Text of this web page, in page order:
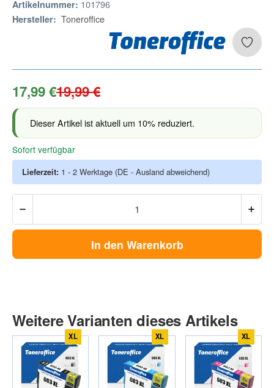
Artikelnummer: 101796
Hersteller: Toneroffice
17,99 €19,99 €
Dieser Artikel ist aktuell um 10% reduziert.
Sofort verfügbar
Lieferzeit: 1 - 2 Werktage (DE - Ausland abweichend)
In den Warenkorb
Weitere Varianten dieses Artikels
XL XL XL